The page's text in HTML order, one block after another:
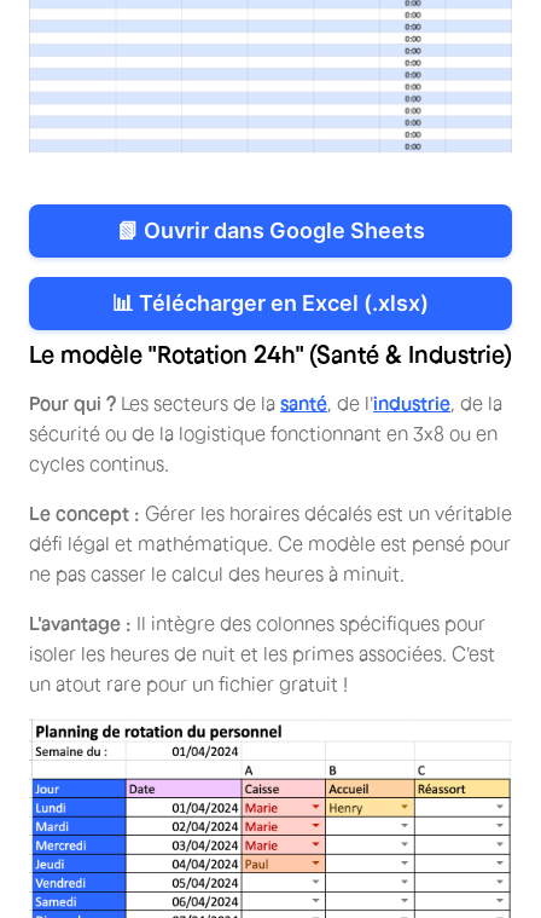
📗 Ouvrir dans Google Sheets
📊 Télécharger en Excel (.xlsx)
Le modèle "Rotation 24h" (Santé & Industrie)
Pour qui ? Les secteurs de la santé , de l'industrie , de la
sécurité ou de la logistique fonctionnant en 3x8 ou en
cycles continus.
Le concept : Gérer les horaires décalés est un véritable
défi légal et mathématique. Ce modèle est pensé pour
ne pas casser le calcul des heures à minuit.
L'avantage : Il intègre des colonnes spécifiques pour
isoler les heures de nuit et les primes associées. C'est
un atout rare pour un fichier gratuit !